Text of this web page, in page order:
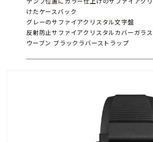
けたケースバック
グレーのサファイアクリスタル文字盤
反射防止サファイアクリスタルカバーガラス
ウーブン ブラックラバーストラップ